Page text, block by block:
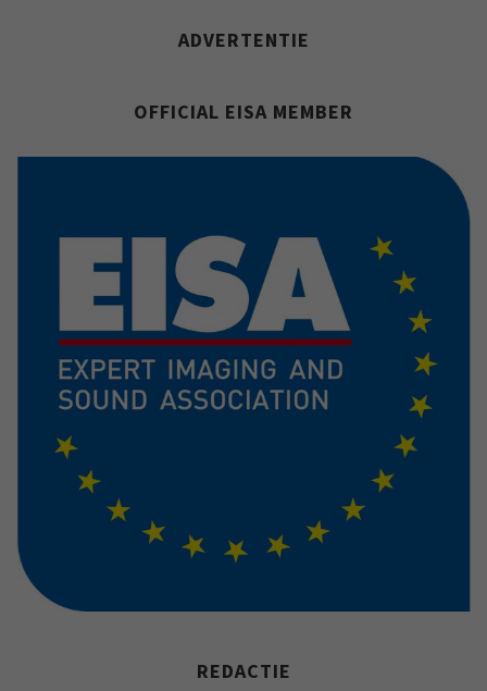
ADVERTENTIE
OFFICIAL EISA MEMBER
REDACTIE